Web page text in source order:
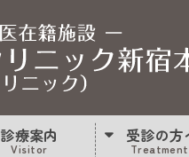
診療案内
Visitor
受診の方